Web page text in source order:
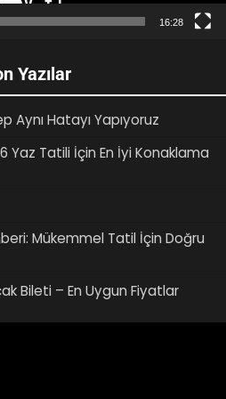
16:28
Yazılar
Aynı Hatayı Yapıyoruz
Yaz Tatili İçin En İyi Konaklama
Mükemmel Tatil İçin Doğru
Bileti – En Uygun Fiyatlar